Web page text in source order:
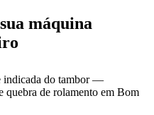
máquina
indicada do tambor —
quebra de rolamento em Bom